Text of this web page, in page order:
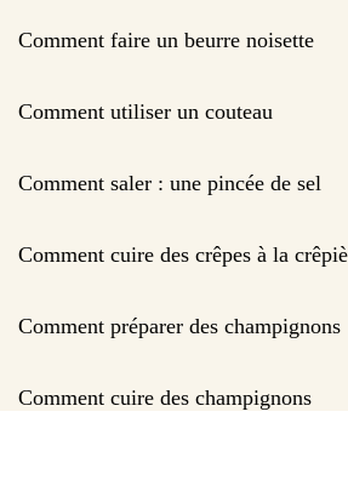
Comment faire un beurre noisette
Comment utiliser un couteau
Comment saler : une pincée de sel
Comment cuire des crêpes à la
Comment préparer des champignons
Comment cuire des champignons